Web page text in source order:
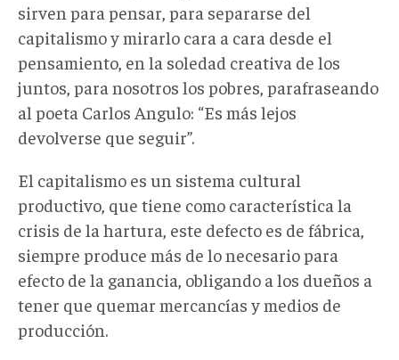
sirven para pensar, para separarse del
capitalismo y mirarlo cara a cara desde el
pensamiento, en la soledad creativa de los
juntos, para nosotros los pobres, parafraseando
al poeta Carlos Angulo: “Es más lejos
devolverse que seguir”.
El capitalismo es un sistema cultural
productivo, que tiene como característica la
crisis de la hartura, este defecto es de fábrica,
siempre produce más de lo necesario para
efecto de la ganancia, obligando a los dueños a
tener que quemar mercancías y medios de
producción.